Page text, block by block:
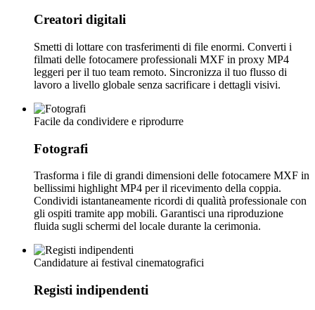
Creatori digitali
Smetti di lottare con trasferimenti di file enormi. Converti i
filmati delle fotocamere professionali MXF in proxy MP4
leggeri per il tuo team remoto. Sincronizza il tuo flusso di
lavoro a livello globale senza sacrificare i dettagli visivi.
Facile da condividere e riprodurre
Fotografi
Trasforma i file di grandi dimensioni delle fotocamere MXF in
bellissimi highlight MP4 per il ricevimento della coppia.
Condividi istantaneamente ricordi di qualità professionale con
gli ospiti tramite app mobili. Garantisci una riproduzione
fluida sugli schermi del locale durante la cerimonia.
Candidature ai festival cinematografici
Registi indipendenti